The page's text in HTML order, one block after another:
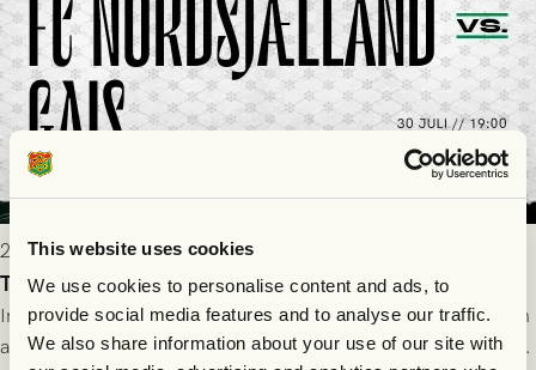
This website uses cookies
We use cookies to personalise content and ads, to
provide social media features and to analyse our traffic.
We also share information about your use of our site with
2026-07-29 19:00
Truppen till FC Nordsjælland - GAIS 30/7
Imorgon torsdag spelar GAIS borta mot FC Nordsjælland i den
andra kvalmatchen till Conference League på Right to Dream